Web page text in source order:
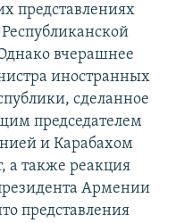
представлениях
вчерашнее
иностранных
сделанное
председателем
и Карабахом
а также реакция
Армении
представления